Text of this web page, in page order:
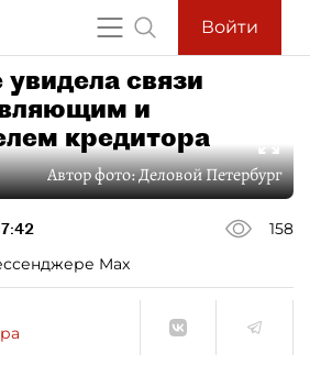
Войти
связи
и
кредитора
Автор фото:Деловой Петербург
158
Max